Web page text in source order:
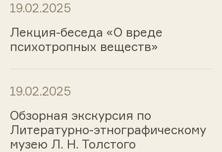
19.02.2025
Лекция-беседа «О вреде
психотропных веществ»
19.02.2025
Обзорная экскурсия по
Литературно-этнографическому
музею Л. Н. Толстого